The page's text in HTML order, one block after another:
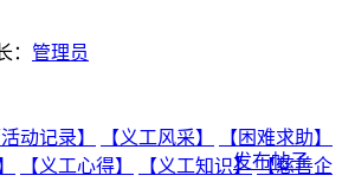
： 管理员
发布帖子
活动记录】 【义工风采】
【困难求助】
【义工心得】 【义工知识】 【慈善企